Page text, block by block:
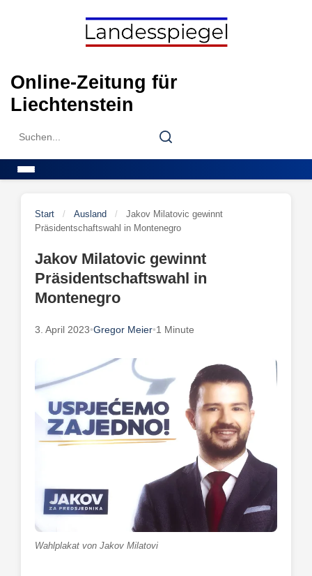
Online-Zeitung für
Liechtenstein
Search
Search
Start / Ausland /
Jakov Milatovic gewinnt
Präsidentschaftswahl in Montenegro
Jakov Milatovic gewinnt
Präsidentschaftswahl in
Montenegro
3. April 2023•Gregor Meier•1 Minute
Wahlplakat von Jakov Milatovi